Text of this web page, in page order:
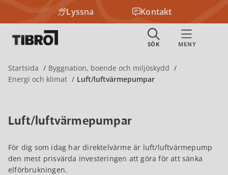
Lyssna Kontakt
Startsida
Byggnation, boende och miljöskydd
Energi och klimat
Luft/luftvärmepumpar
Luft/luftvärmepumpar
För dig som idag har direktelvärme är luft/luftvärmepump
den mest prisvärda investeringen att göra för att sänka
elförbrukningen.